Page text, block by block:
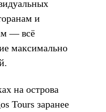
и
— всё
максимально
на острова
Tours заранее